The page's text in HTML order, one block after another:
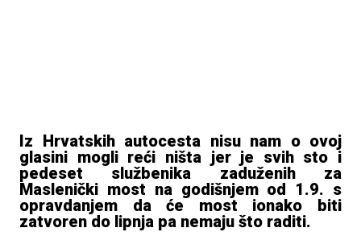
Iz Hrvatskih autocesta nisu nam o ovoj
glasini mogli reći ništa jer je svih sto i
pedeset službenika zaduženih za
Maslenički most na godišnjem od 1.9. s
opravdanjem da će most ionako biti
zatvoren do lipnja pa nemaju što raditi.